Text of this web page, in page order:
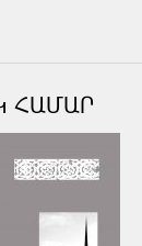
ՀԱՄԱՐ